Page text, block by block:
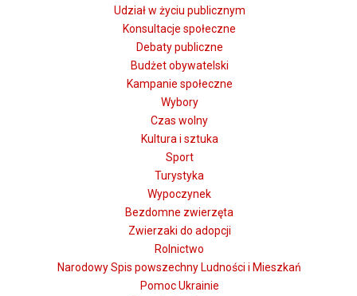
Udział w życiu publicznym
Konsultacje społeczne
Debaty publiczne
Budżet obywatelski
Kampanie społeczne
Wybory
Czas wolny
Kultura i sztuka
Sport
Turystyka
Wypoczynek
Bezdomne zwierzęta
Zwierzaki do adopcji
Rolnictwo
Narodowy Spis powszechny Ludności i Mieszkań
Pomoc Ukrainie